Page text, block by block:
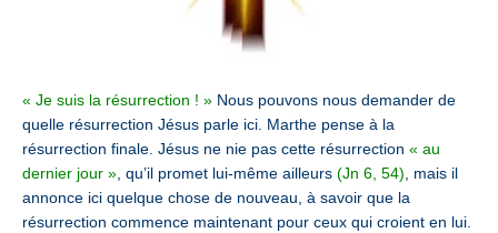
« Je suis la résurrection ! » Nous pouvons nous demander de
quelle résurrection Jésus parle ici. Marthe pense à la
résurrection finale. Jésus ne nie pas cette résurrection « au
dernier jour » , qu’il promet lui-même ailleurs (Jn 6, 54) , mais il
annonce ici quelque chose de nouveau, à savoir que la
résurrection commence maintenant pour ceux qui croient en lui.